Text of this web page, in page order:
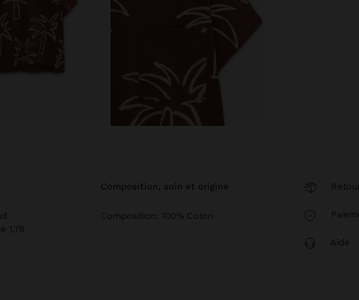
1,78
composition, soin et origine
Composition: 100% Coton
Aide